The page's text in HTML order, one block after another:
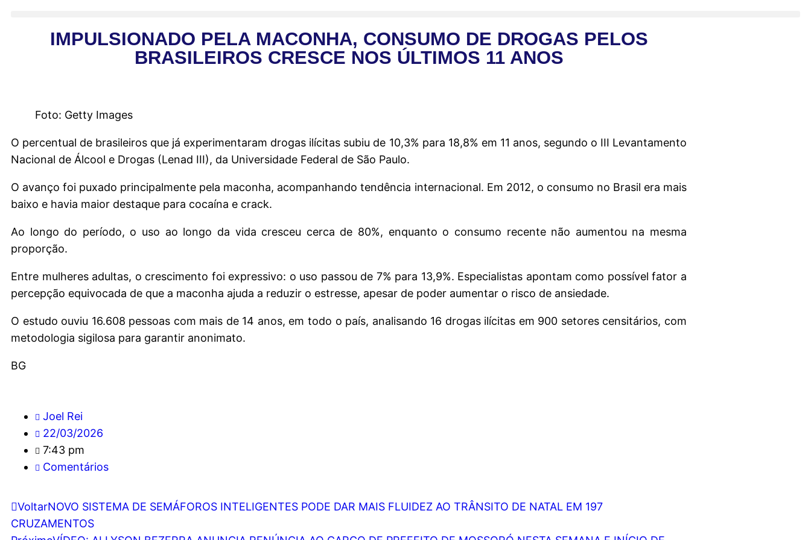
IMPULSIONADO PELA MACONHA, CONSUMO DE DROGAS PELOS
BRASILEIROS CRESCE NOS ÚLTIMOS 11 ANOS
Foto: Getty Images
O percentual de brasileiros que já experimentaram drogas ilícitas subiu de 10,3% para 18,8% em 11 anos, segundo o III Levantamento
Nacional de Álcool e Drogas (Lenad III), da Universidade Federal de São Paulo.
O avanço foi puxado principalmente pela maconha, acompanhando tendência internacional. Em 2012, o consumo no Brasil era mais
baixo e havia maior destaque para cocaína e crack.
Ao longo do período, o uso ao longo da vida cresceu cerca de 80%, enquanto o consumo recente não aumentou na mesma
proporção.
Entre mulheres adultas, o crescimento foi expressivo: o uso passou de 7% para 13,9%. Especialistas apontam como possível fator a
percepção equivocada de que a maconha ajuda a reduzir o estresse, apesar de poder aumentar o risco de ansiedade.
O estudo ouviu 16.608 pessoas com mais de 14 anos, em todo o país, analisando 16 drogas ilícitas em 900 setores censitários, com
metodologia sigilosa para garantir anonimato.
BG
Joel Rei
22/03/2026
7:43 pm
Comentários
VoltarNOVO SISTEMA DE SEMÁFOROS INTELIGENTES PODE DAR MAIS FLUIDEZ AO TRÂNSITO DE NATAL EM 197
CRUZAMENTOS